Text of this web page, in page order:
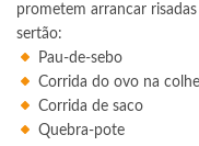
prometem arrancar
sertão:
Pau-de-sebo
Corrida do ovo na
Corrida de saco
Quebra-pote